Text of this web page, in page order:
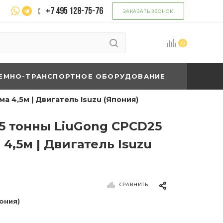
+7 495 128-75-76 ЗАКАЗАТЬ ЗВОНОК
0
ТРАНСПОРТНОЕ ОБОРУДОВАНИЕ
4,5м | Двигатель Isuzu (Япония)
тонны LiuGong CPCD25
| Двигатель Isuzu
СРАВНИТЬ